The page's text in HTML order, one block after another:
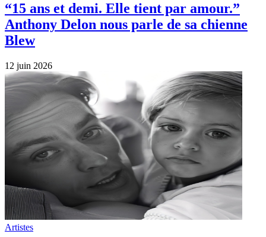
“15 ans et demi. Elle tient par amour.”
Anthony Delon nous parle de sa chienne
Blew
12 juin 2026
Artistes